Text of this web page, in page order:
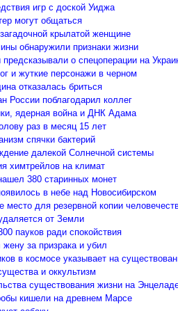
игр с доской Уиджа
могут общаться
крылатой женщине
обнаружили признаки жизни
о спецоперации на
и жуткие персонажи в черном
отказалась бриться
России поблагодарил коллег
ядерная война и ДНК Адама
раз в месяц 15 лет
спячки бактерий
далекой Солнечной системы
химтрейлов на климат
380 старинных монет
в небе над Новосибирском
место для резервной копии
от Земли
пауков ради спокойствия
за призрака и убил
в космосе указывает на
и оккультизм
существования жизни на
кишели на древнем Марсе